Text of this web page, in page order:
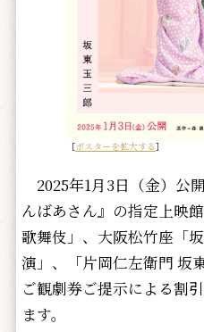
［ポスターを拡大する］
2025年1月3日（金）公
んばあさん』の指定上映
歌舞伎」、大阪松竹座「
演」、「片岡仁左衛門 坂
ご観劇券ご提示による割
ます。